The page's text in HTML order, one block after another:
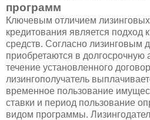
программ
Ключевым отличием
кредитования является
средств. Согласно лизинговым
приобретаются в долгосрочную
течение установленного
лизингополучатель
временное пользование
ставки и период пользование
видом программы.